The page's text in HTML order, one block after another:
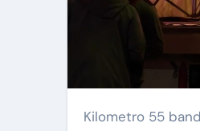
Kilometro 55 banda nacida en la región de Los Lagos, nos presenta su nuevo single “Chilena”